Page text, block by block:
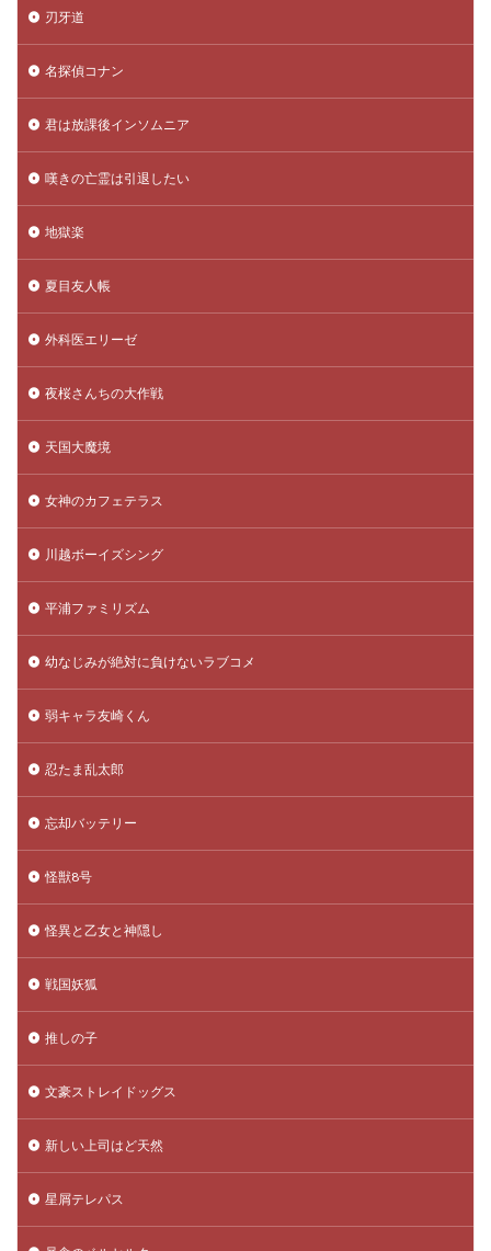
刃牙道
名探偵コナン
君は放課後インソムニア
嘆きの亡霊は引退したい
地獄楽
夏目友人帳
外科医エリーゼ
夜桜さんちの大作戦
天国大魔境
女神のカフェテラス
川越ボーイズシング
平浦ファミリズム
幼なじみが絶対に負けないラブコメ
弱キャラ友崎くん
忍たま乱太郎
忘却バッテリー
怪獣8号
怪異と乙女と神隠し
戦国妖狐
推しの子
文豪ストレイドッグス
新しい上司はど天然
星屑テレパス